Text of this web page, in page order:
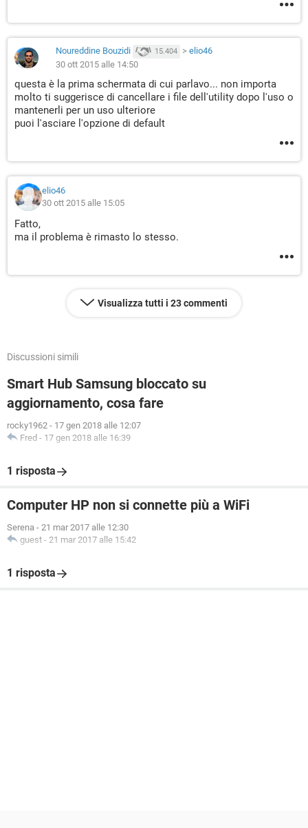
Noureddine Bouzidi 15.404 > elio46
30 ott 2015 alle 14:50
questa è la prima schermata di cui parlavo... non importa
molto ti suggerisce di cancellare i file dell'utility dopo l'uso o
mantenerli per un uso ulteriore
puoi l'asciare l'opzione di default
elio46
30 ott 2015 alle 15:05
Fatto,
ma il problema è rimasto lo stesso.
Visualizza tutti i 23 commenti
Discussioni simili
Smart Hub Samsung bloccato su
aggiornamento, cosa fare
rocky1962 - 17 gen 2018 alle 12:07
Fred - 17 gen 2018 alle 16:39
1 risposta
Computer HP non si connette più a WiFi
Serena - 21 mar 2017 alle 12:30
guest - 21 mar 2017 alle 15:42
1 risposta